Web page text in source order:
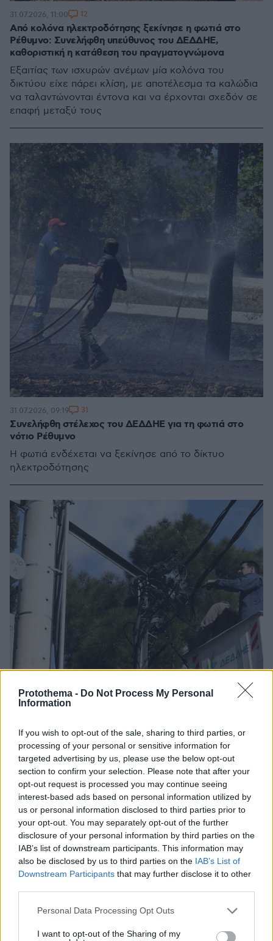
Protothema - Do Not Process My Personal
Information
If you wish to opt-out of the sale, sharing to third parties, or
processing of your personal or sensitive information for
targeted advertising by us, please use the below opt-out
section to confirm your selection. Please note that after your
opt-out request is processed you may continue seeing
interest-based ads based on personal information utilized by
us or personal information disclosed to third parties prior to
your opt-out. You may separately opt-out of the further
disclosure of your personal information by third parties on the
IAB’s list of downstream participants. This information may
also be disclosed by us to third parties on the IAB’s List of
Downstream Participants that may further disclose it to other
Please note that this website/app uses one or more Google
not limited to your visit or usage behaviour. You may click to
Personal Data Processing Opt Outs
I want to opt-out of the Sharing of my
Από κολόνα ηλεκτροδότησης ξεκίνησε η φωτιά στο
Ρέθυμνο: Συνελήφθη υπεύθυνος του ΔΕΔΔΗΕ,
καθοριστική η κατάθεση του πραγματογνώμονα
Εξαιτίας των ισχυρών ανέμων μία κολόνα του
δικτύου είχε πάρει κλίση, με αποτέλεσμα τα καλώδια
να ταλαντώνονται έντονα και να έρχονται σχεδόν σε
επαφή μεταξύ τους
31.07.2026, 11:00 12
Συνελήφθη στέλεχος του ΔΕΔΔΗΕ για τη φωτιά στο
νότιο Ρέθυμνο
H φωτιά ενδέχεται να ξεκίνησε από το δίκτυο
ηλεκτροδότησης
31.07.2026, 09:19 31
Xωρίς ρεύμα Γέρακας, Χαλκούτσι, Ωρωπός, Βριλήσσια
και Χαλάνδρι, διαδοχικές διακοπές και σε άλλες
περιοχές
Πότε αναμένεται η αποκατάσταση - Εκτός λειτουργίας
ανελκυστήρες, φανάρια και καταστήματα - Νωρίτερα
προβλήματα αντιμετώπισαν Αλιμος, Αργυρούπολη,
Κυψέλη, Εξάρχεια, Κολωνάκι, Ζωγράφου, Μενίδι και
Μεταμόρφωση
22.07.2026, 21:56